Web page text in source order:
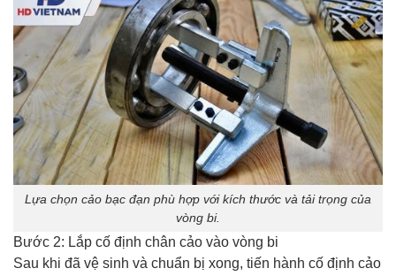
Lựa chọn cảo bạc đạn phù hợp với kích thước và tải trọng của
vòng bi.
Bước 2: Lắp cố định chân cảo vào vòng bi
Sau khi đã vệ sinh và chuẩn bị xong, tiến hành cố định cảo